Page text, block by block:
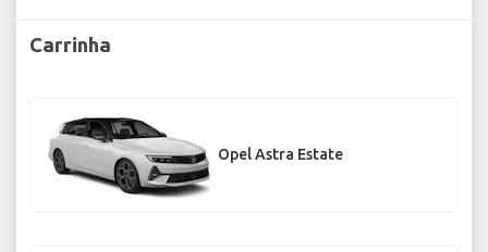
Carrinha
Opel Astra Estate